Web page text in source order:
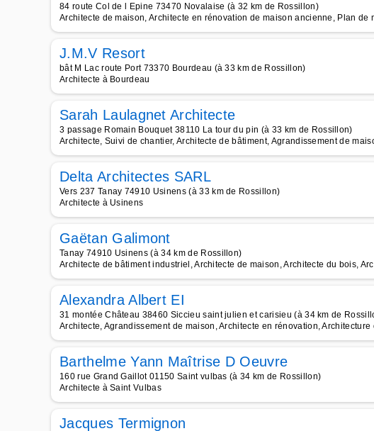
84 route Col de l Epine 73470 Novalaise (à 32 km de Rossillon)
Architecte de maison, Architecte en rénovation de maison ancienne, Plan de
J.M.V Resort
bât M Lac route Port 73370 Bourdeau (à 33 km de Rossillon)
Architecte à Bourdeau
Sarah Laulagnet Architecte
3 passage Romain Bouquet 38110 La tour du pin (à 33 km de Rossillon)
Architecte, Suivi de chantier, Architecte de bâtiment, Agrandissement de
Delta Architectes SARL
Vers 237 Tanay 74910 Usinens (à 33 km de Rossillon)
Architecte à Usinens
Gaëtan Galimont
Tanay 74910 Usinens (à 34 km de Rossillon)
Architecte de bâtiment industriel, Architecte de maison, Architecte du bois,
Alexandra Albert EI
31 montée Château 38460 Siccieu saint julien et carisieu (à 34 km de
Architecte, Agrandissement de maison, Architecte en rénovation, Architecture
Barthelme Yann Maîtrise D Oeuvre
160 rue Grand Gaillot 01150 Saint vulbas (à 34 km de Rossillon)
Architecte à Saint Vulbas
Jacques Termignon